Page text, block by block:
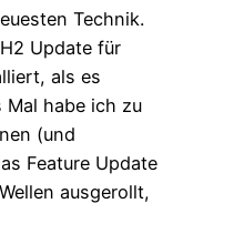
Technik.
Update für
als es
Mal habe ich zu
(und
Feature Update
ausgerollt,